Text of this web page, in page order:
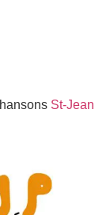
St-Jean